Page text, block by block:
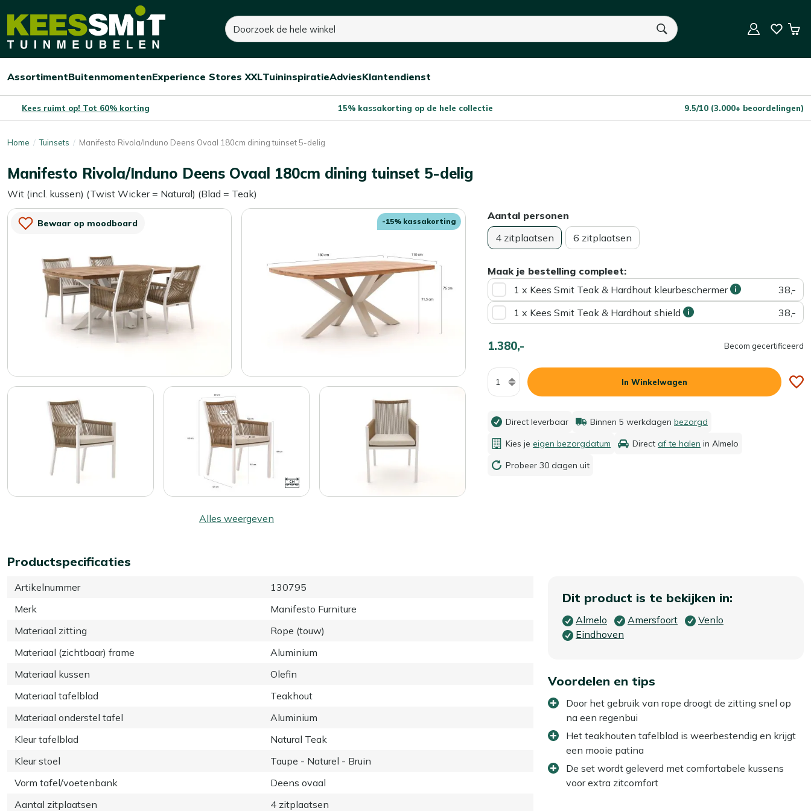
Kees
Tuinmeubelen
Zoeken
U heeft geen product(en) in uw winkelwagen.
Open/sluit
Assortiment
Open/sluit
Buitenmomenten
Open/sluit
Experience Stores XXL
Open/sluit
Tuininspiratie
Open/sluit
Advies
Open/sluit
Klantendienst
Kees ruimt op! Tot 60% korting 15% kassakorting op de hele collectie 9.5/10 (3.000+ beoordelingen)
Home Tuinsets Manifesto Rivola/Induno Deens Ovaal 180cm dining tuinset 5-delig
Manifesto Rivola/Induno Deens Ovaal 180cm dining tuinset 5-delig
Wit (incl. kussen) (Twist Wicker = Natural) (Blad = Teak)
Bewaar op moodboard -15% kassakorting
Alles weergeven
Aantal personen
4 zitplaatsen
6 zitplaatsen
Maak je bestelling compleet:
1 x Kees Smit Teak & Hardhout kleurbeschermer
38,-
1 x Kees Smit Teak & Hardhout shield
38,-
1.380,- Becom gecertificeerd
1.380,- Aantal
In Winkelwagen
Aantal
In Winkelwagen
Direct leverbaar Binnen 5 werkdagen bezorgd
Kies je eigen bezorgdatum Direct af te halen in Almelo
Probeer 30 dagen uit
Productspecificaties
Artikelnummer
130795
Merk
Manifesto Furniture
Materiaal zitting
Rope (touw)
Materiaal (zichtbaar) frame
Aluminium
Materiaal kussen
Olefin
Materiaal tafelblad
Teakhout
Materiaal onderstel tafel
Aluminium
Kleur tafelblad
Natural Teak
Kleur stoel
Taupe - Naturel - Bruin
Vorm tafel/voetenbank
Deens ovaal
Aantal zitplaatsen
4 zitplaatsen
Dit product is te bekijken in:
Almelo Amersfoort
Venlo
Eindhoven
Voordelen en tips
Door het gebruik van rope droogt de zitting snel op
na een regenbui
Het teakhouten tafelblad is weerbestendig en krijgt
een mooie patina
De set wordt geleverd met comfortabele kussens
voor extra zitcomfort